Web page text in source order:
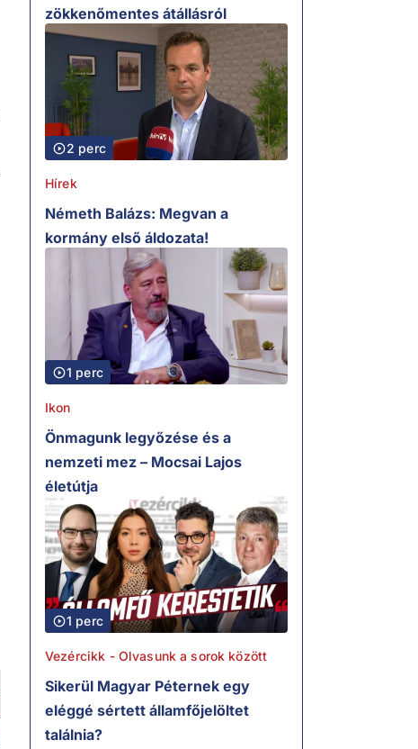
zökkenőmentes átállásról
2 perc
Hírek
Németh Balázs: Megvan a
kormány első áldozata!
1 perc
Ikon
Önmagunk legyőzése és a
nemzeti mez – Mocsai Lajos
életútja
1 perc
Vezércikk - Olvasunk a sorok között
Sikerül Magyar Péternek egy
eléggé sértett államfőjelöltet
találnia?